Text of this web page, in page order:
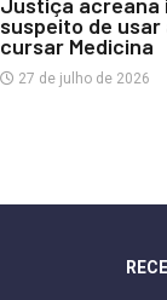
suspeito de
cursar Medicina
27 de julho de 2026